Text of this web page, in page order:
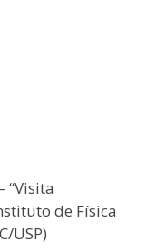
“Visita
de Física
USP)